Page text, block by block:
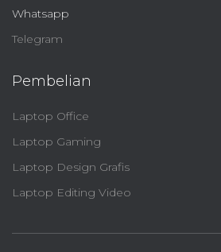
Whatsapp
Telegram
Pembelian
Laptop Office
Laptop Gaming
Laptop Design Grafis
Laptop Editing Video